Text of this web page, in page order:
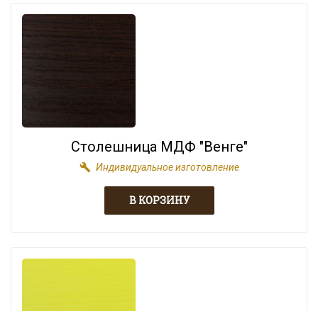
Столешница МДФ "Венге"
build Индивидуальное изготовление